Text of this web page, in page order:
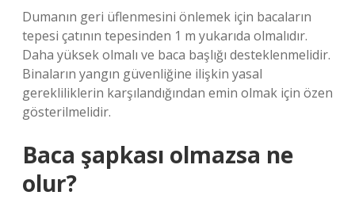
Dumanın geri üflenmesini önlemek için bacaların
tepesi çatının tepesinden 1 m yukarıda olmalıdır.
Daha yüksek olmalı ve baca başlığı desteklenmelidir.
Binaların yangın güvenliğine ilişkin yasal
gerekliliklerin karşılandığından emin olmak için özen
gösterilmelidir.
Baca şapkası olmazsa ne
olur?